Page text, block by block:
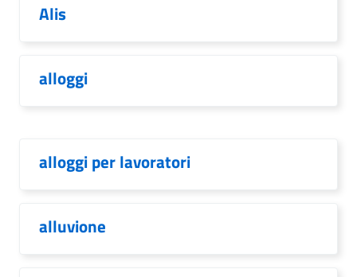
Alis
alloggi
alloggi per lavoratori
alluvione